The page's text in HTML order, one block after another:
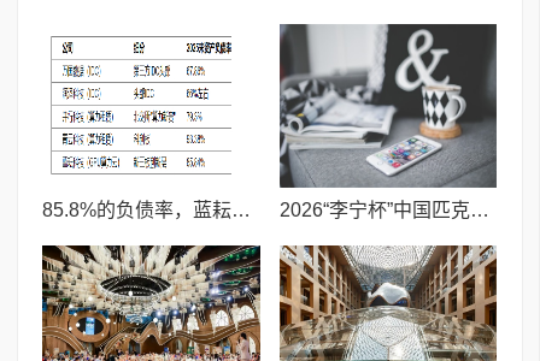
85.8%的负债率，蓝耘科技"小巨人"复核明年恐摘帽 2026“李宁杯”中国匹克球巡回赛青少年赛-河南鹤壁站圆满落幕